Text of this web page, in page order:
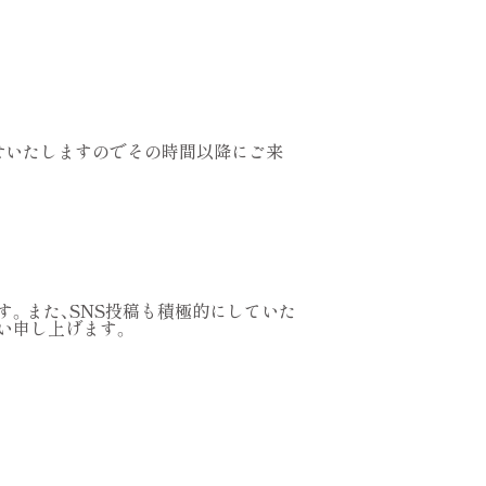
たしますのでその時間以降にご来
また、SNS投稿も積極的にしていた
し上げます。